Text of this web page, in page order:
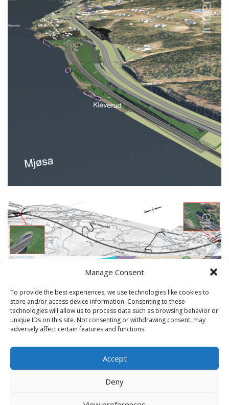
Manage Consent
To provide the best experiences, we use technologies like cookies to
store and/or access device information. Consenting to these
technologies will allow us to process data such as browsing behavior or
unique IDs on this site. Not consenting or withdrawing consent, may
adversely affect certain features and functions.
Accept
Deny